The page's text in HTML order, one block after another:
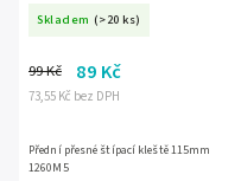
Skladem (>20 ks)
73,55 Kč bez DPH
99 Kč 89 Kč
Přední přesné štípací kleště 115mm
1260M5